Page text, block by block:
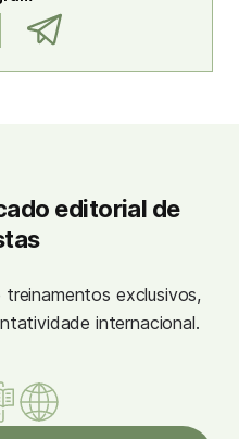
editorial de
exclusivos,
internacional.